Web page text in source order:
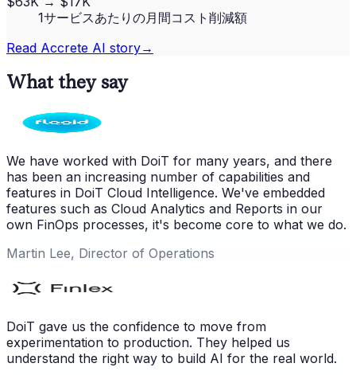
1サービスあたりの月間コスト削減額
Read Accrete AI story→
What they say
We have worked with DoiT for many years, and there
has been an increasing number of capabilities and
features in DoiT Cloud Intelligence. We've embedded
features such as Cloud Analytics and Reports in our
own FinOps processes, it's become core to what we do.
Martin Lee, Director of Operations
DoiT gave us the confidence to move from
experimentation to production. They helped us
understand the right way to build AI for the real world.